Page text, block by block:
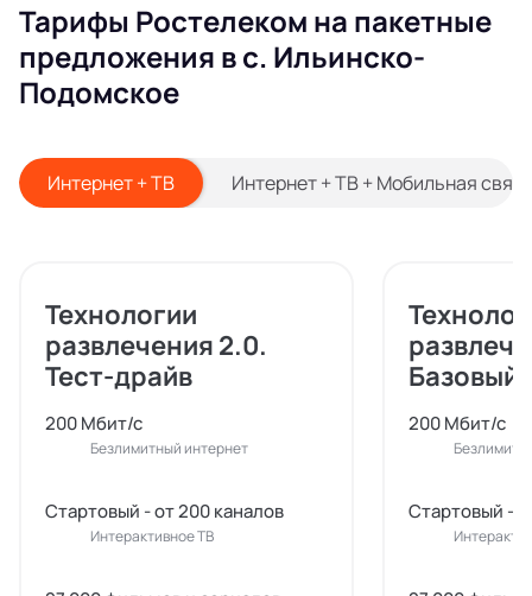
Тарифы Ростелеком на пакетные
предложения в с. Ильинско-
Подомское
Интернет + ТВ Интернет + ТВ + Мобильная связь
Технологии
развлечения 2.0.
Тест-драйв
200 Мбит/с
Безлимитный интернет
Стартовый - от 200 каналов
Интерактивное ТВ
Базовый
200 Мбит/с
Стартовый -